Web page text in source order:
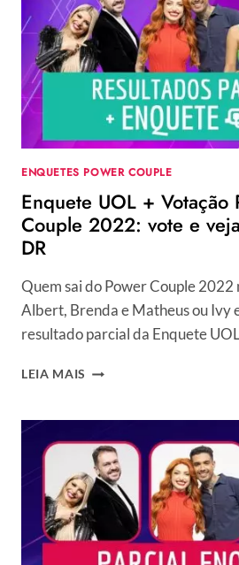
ENQUETES POWER COUPLE
Enquete UOL + Votação
Couple 2022: vote e
DR
Quem sai do Power Couple 2022
Albert, Brenda e Matheus ou Ivy
resultado parcial da Enquete
LEIA MAIS ENQUETE
VOTAÇÃO
R7
POWER
COUPLE
2022:
VOTE
E
VEJA